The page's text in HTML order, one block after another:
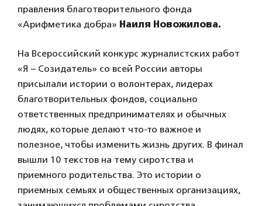
правления благотворительного фонда
«Арифметика добра» Наиля Новожилова.
На Всероссийский конкурс журналистских работ
«Я – Созидатель» со всей России авторы
присылали истории о волонтерах, лидерах
благотворительных фондов, социально
ответственных предпринимателях и обычных
людях, которые делают что-то важное и
полезное, чтобы изменить жизнь других. В финал
вышли 10 текстов на тему сиротства и
приемного родительства. Это истории о
приемных семьях и общественных организациях,